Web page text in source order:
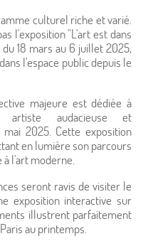
culturel riche et varié.
l'exposition "L'art est dans
18 mars au 6 juillet 2025,
l'espace public depuis le
majeure est dédiée à
artiste audacieuse et
2025. Cette exposition
en lumière son parcours
l'art moderne.
seront ravis de visiter le
exposition interactive sur
illustrent parfaitement
au printemps.